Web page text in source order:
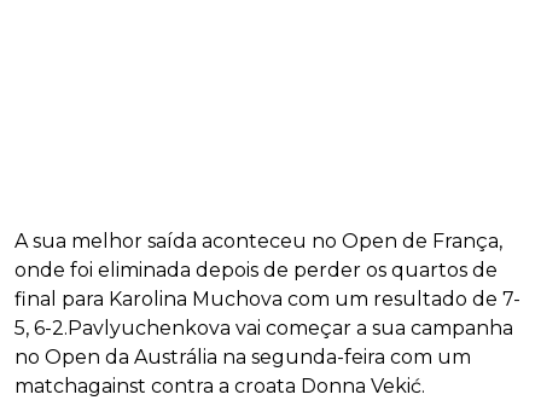
A sua melhor saída aconteceu no Open de França,
onde foi eliminada depois de perder os quartos de
final para Karolina Muchova com um resultado de 7-
5, 6-2.Pavlyuchenkova vai começar a sua campanha
no Open da Austrália na segunda-feira com um
matchagainst contra a croata Donna Vekić.